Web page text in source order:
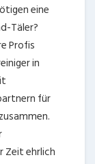
eine
Täler?
Profis
in
für
Zeit ehrlich